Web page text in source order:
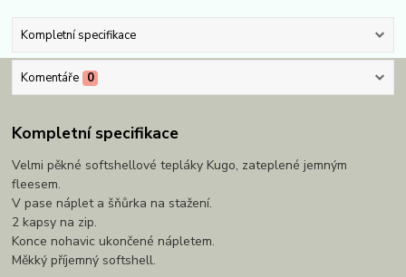
Kompletní specifikace
Komentáře 0
Kompletní specifikace
Velmi pěkné softshellové tepláky Kugo, zateplené jemným
fleesem.
V pase náplet a šňůrka na stažení.
2 kapsy na zip.
Konce nohavic ukončené nápletem.
Měkký příjemný softshell.